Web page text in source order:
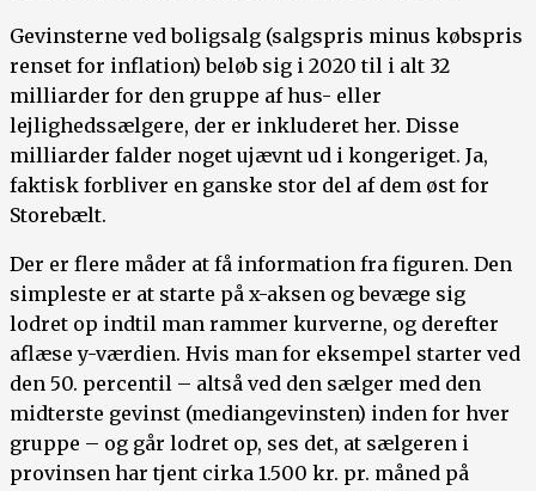
Gevinsterne ved boligsalg (salgspris minus købspris
renset for inflation) beløb sig i 2020 til i alt 32
milliarder for den gruppe af hus- eller
lejlighedssælgere, der er inkluderet her. Disse
milliarder falder noget ujævnt ud i kongeriget. Ja,
faktisk forbliver en ganske stor del af dem øst for
Storebælt.
Der er flere måder at få information fra figuren. Den
simpleste er at starte på x-aksen og bevæge sig
lodret op indtil man rammer kurverne, og derefter
aflæse y-værdien. Hvis man for eksempel starter ved
den 50. percentil – altså ved den sælger med den
midterste gevinst (mediangevinsten) inden for hver
gruppe – og går lodret op, ses det, at sælgeren i
provinsen har tjent cirka 1.500 kr. pr. måned på